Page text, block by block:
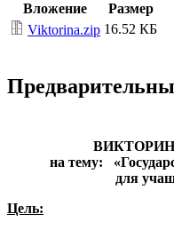
Вложение
Размер
Viktorina.zip 16.52 КБ
на тему:
для
Цель: